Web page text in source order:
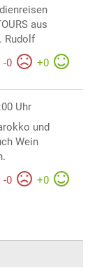
aus
Rudolf
-0 +0
Uhr
und
Wein
-0 +0